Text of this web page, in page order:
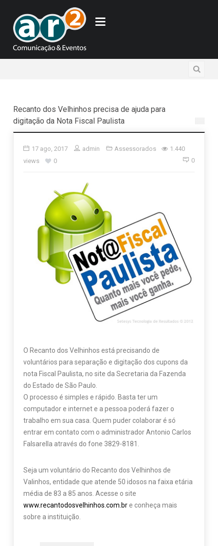
Recanto dos Velhinhos precisa de ajuda para
digitação da Nota Fiscal Paulista
17 ago, 2017 admin Assessorados
1.440
views
0 0
O Recanto dos Velhinhos está precisando de
voluntários para separação e digitação dos cupons da
nota Fiscal Paulista, no site da Secretaria da Fazenda
do Estado de São Paulo.
O processo é simples e rápido. Basta ter um
computador e internet e a pessoa poderá fazer o
trabalho em sua casa. Quem puder colaborar é só
entrar em contato com o administrador Antonio Carlos
Falsarella através do fone 3829-8181.
Seja um voluntário do Recanto dos Velhinhos de
Valinhos, entidade que atende 50 idosos na faixa etária
média de 83 a 85 anos. Acesse o site
www.recantodosvelhinhos.com.bre conheça mais
sobre a instituição.